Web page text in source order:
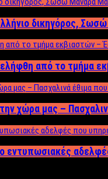
δικηγόρος,
από το τμήμα
χώρα μας –
εντυπωσιακές